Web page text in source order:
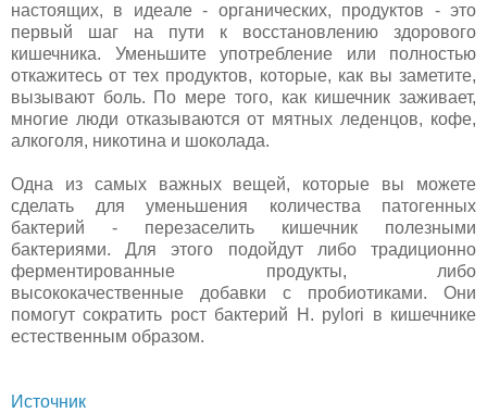
настоящих, в идеале - органических, продуктов - это
первый шаг на пути к восстановлению здорового
кишечника. Уменьшите употребление или полностью
откажитесь от тех продуктов, которые, как вы заметите,
вызывают боль. По мере того, как кишечник заживает,
многие люди отказываются от мятных леденцов, кофе,
алкоголя, никотина и шоколада.
Одна из самых важных вещей, которые вы можете
сделать для уменьшения количества патогенных
бактерий - перезаселить кишечник полезными
бактериями. Для этого подойдут либо традиционно
ферментированные продукты, либо
высококачественные добавки с пробиотиками. Они
помогут сократить рост бактерий H. pylori в кишечнике
естественным образом.
Источник